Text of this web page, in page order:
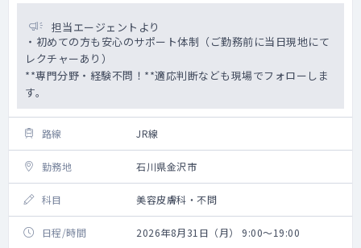
担当エージェントより
・初めての方も安心のサポート体制（ご勤務前に当日現地にて
レクチャーあり）
**専門分野・経験不問！**適応判断なども現場でフォローしま
す。
路線 JR線
勤務地 石川県金沢市
科目 美容皮膚科・不問
日程/時間 2026年8月31日（月） 9:00～19:00